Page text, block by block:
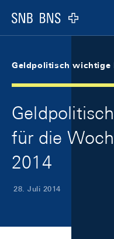
Logo
Geldpolitisch wichtige
für die
2014
28. Juli 2014